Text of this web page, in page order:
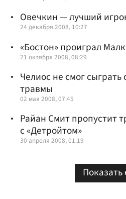
Овечкин — лучший
24 декабря 2008, 10:27
«Бостон» проиграл
21 октября 2008, 08:29
Челиос не смог сыграть
травмы
02 мая 2008, 07:45
Райан Смит пропустит
с «Детройтом»
30 апреля 2008, 01:19